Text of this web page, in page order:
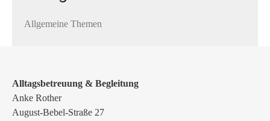
Allgemeine Themen
Alltagsbetreuung & Begleitung
Anke Rother
August-Bebel-Straße 27